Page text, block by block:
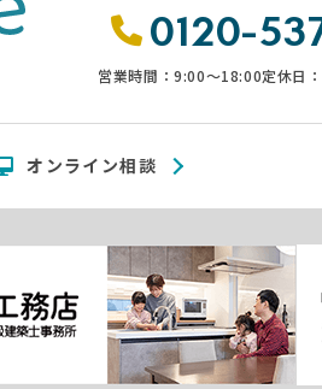
0120-
営業時間：9:00〜18:00定休日
オンライン相談